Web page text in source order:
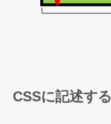
CSSに記述する